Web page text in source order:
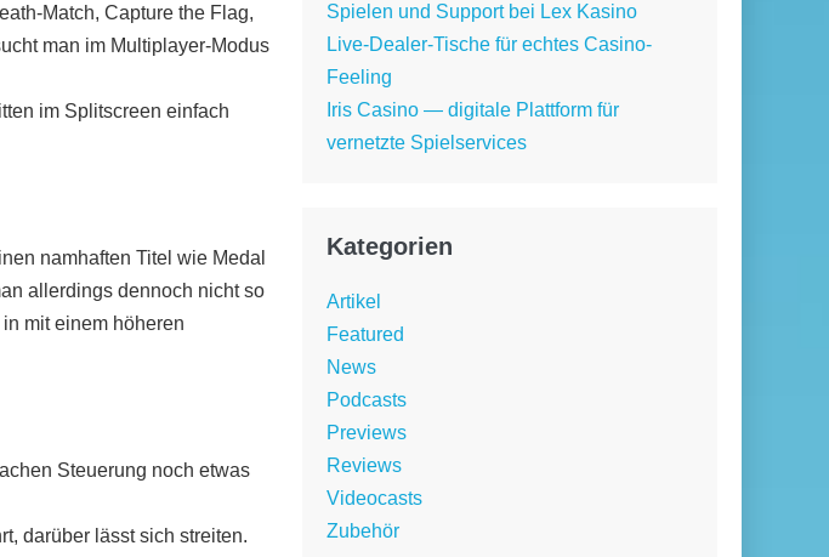
Match, Capture the Flag,
man im Multiplayer-Modus
im Splitscreen einfach
namhaften Titel wie Medal
allerdings dennoch nicht so
mit einem höheren
Steuerung noch etwas
darüber lässt sich streiten.
Spielen und Support bei Lex Kasino
Live-Dealer-Tische für echtes Casino-
Feeling
Iris Casino — digitale Plattform für
vernetzte Spielservices
Kategorien
Artikel
Featured
News
Podcasts
Previews
Reviews
Videocasts
Zubehör